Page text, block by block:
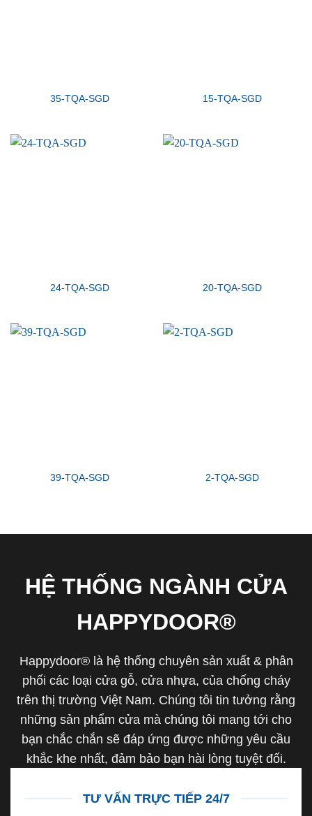
35-TQA-SGD 15-TQA-SGD
24-TQA-SGD 20-TQA-SGD
39-TQA-SGD 2-TQA-SGD
HỆ THỐNG NGÀNH CỬA
HAPPYDOOR®
Happydoor® là hệ thống chuyên sản xuất & phân
phối các loại cửa gỗ, cửa nhựa, của chống cháy
trên thị trường Việt Nam. Chúng tôi tin tưởng rằng
những sản phẩm cửa mà chúng tôi mang tới cho
bạn chắc chắn sẽ đáp ứng được những yêu cầu
khắc khe nhất, đảm bảo bạn hài lòng tuyệt đối.
TƯ VẤN TRỰC TIẾP 24/7